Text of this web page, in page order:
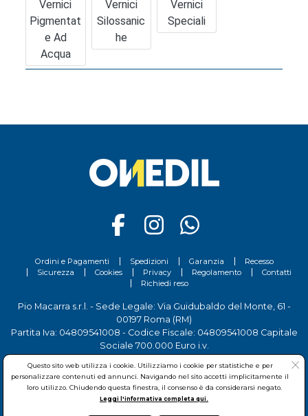
Vernici
Pigmentat
E Ad
Acqua
Vernici
Silossanic
He
Vernici
Speciali
Ordini e Pagamenti Spedizioni Garanzia
Recesso
Sicurezza
Cookies Privacy Regolamento
Contatti
Richiedi reso
Pio Macarra s.r.l. - Sede Legale: Via Guidubaldo del Monte, 61 -
00197 Roma (RM)
Partita Iva: 04809541008 - Codice Fiscale: 04809541008 Capitale
Sociale 700.000 Euro i.v.
- Sede Operativa: Via delle Imprese, 7 - 00030
San Cesareo (RM)
Questo sito web utilizza i cookie. Utilizziamo i cookie per statistiche e per
personalizzare contenuti ed annunci. Navigando nel sito accetti implicitamente il
loro utilizzo. Chiudendo questa finestra, il consenso è da considerarsi negato.
Leggi l'informativa completa qui.